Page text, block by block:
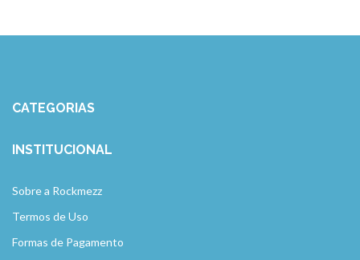
CATEGORIAS
INSTITUCIONAL
Sobre a Rockmezz
Termos de Uso
Formas de Pagamento